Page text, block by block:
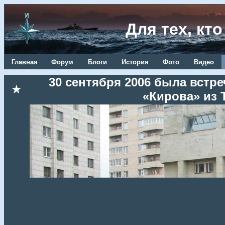
Для тех,
Главная Форум Блоги История Фото Видео
★
30 сентября 2006 была
«Кирова» из